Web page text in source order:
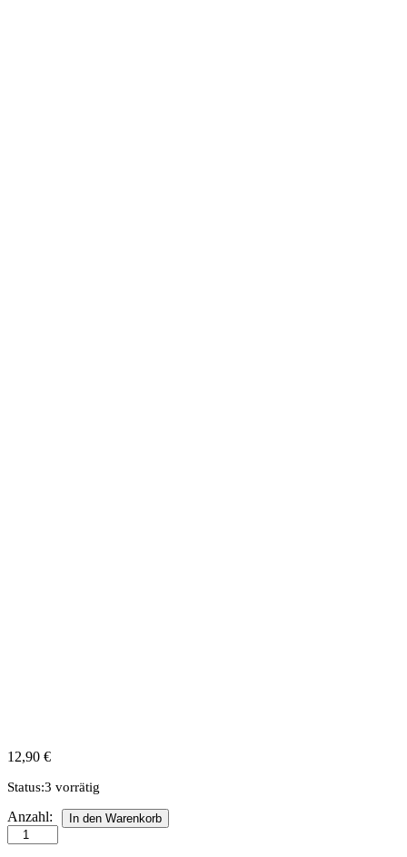
12,90 €
Status:3 vorrätig
Quillingstreifen
mm,
Anzahl: In den Warenkorb